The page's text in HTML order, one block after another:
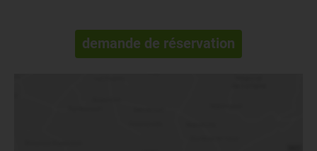
demande de réservation